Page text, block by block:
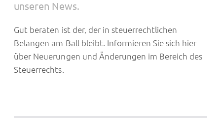
unseren News.
Gut beraten ist der, der in steuerrechtlichen
Belangen am Ball bleibt. Informieren Sie sich hier
über Neuerungen und Änderungen im Bereich des
Steuerrechts.